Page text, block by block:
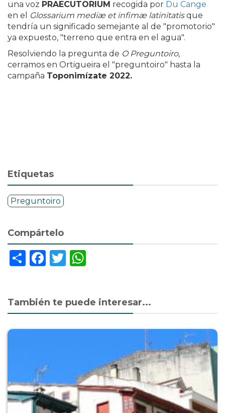
una voz PRAECUTORIUM recogida por Du Cange
en el
Glossarium mediæ et infimæ latinitatisque
tendría un significado semejante al de "promotorio"
ya expuesto, "terreno que entra en el agua".
Resolviendo la pregunta de O Preguntoiro,
cerramos en Ortigueira el "preguntoiro" hasta la
campaña Toponimízate 2022.
Etiquetas
Preguntoiro
Compártelo
También te puede interesar...